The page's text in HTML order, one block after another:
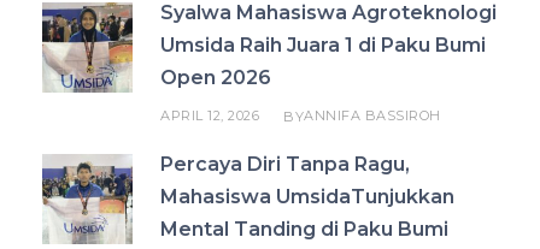
Syalwa Mahasiswa Agroteknologi
Umsida Raih Juara 1 di Paku Bumi
Open 2026
APRIL 12, 2026 BYANNIFA BASSIROH
Percaya Diri Tanpa Ragu,
Mahasiswa UmsidaTunjukkan
Mental Tanding di Paku Bumi